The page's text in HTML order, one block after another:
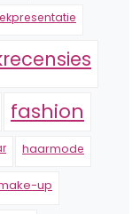
fashion
haarmode
up